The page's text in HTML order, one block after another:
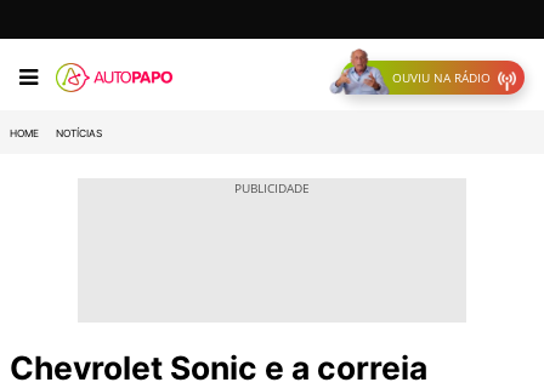
OUVIU NA RÁDIO
HOME NOTÍCIAS
Chevrolet Sonic e a correia